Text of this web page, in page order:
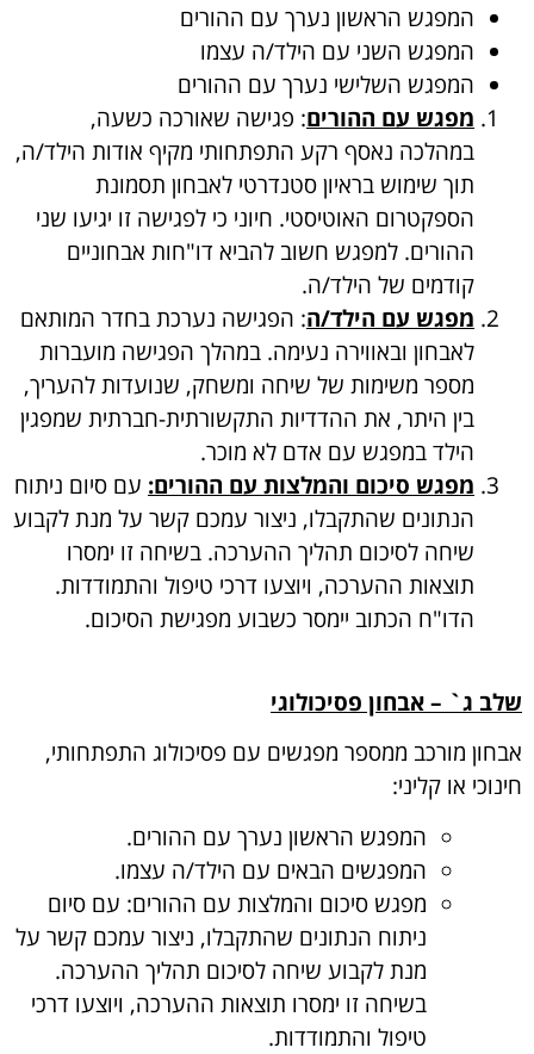
המפגש הראשון נערך עם ההורים
המפגש השני עם הילד/ה עצמו
המפגש השלישי נערך עם ההורים
מפגש עם ההורים: פגישה שאורכה כשעה,
במהלכה נאסף רקע התפתחותי מקיף אודות הילד/ה,
תוך שימוש בראיון סטנדרטי לאבחון תסמונת
הספקטרום האוטיסטי. חיוני כי לפגישה זו יגיעו שני
ההורים. למפגש חשוב להביא דו"חות אבחוניים
קודמים של הילד/ה.
מפגש עם הילד/ה: הפגישה נערכת בחדר המותאם
לאבחון ובאווירה נעימה. במהלך הפגישה מועברות
מספר משימות של שיחה ומשחק, שנועדות להעריך,
בין היתר, את ההדדיות התקשורתית-חברתית שמפגין
הילד במפגש עם אדם לא מוכר.
מפגש סיכום והמלצות עם ההורים: עם סיום ניתוח
הנתונים שהתקבלו, ניצור עמכם קשר על מנת לקבוע
שיחה לסיכום תהליך ההערכה. בשיחה זו ימסרו
תוצאות ההערכה, ויוצעו דרכי טיפול והתמודדות.
הדו"ח הכתוב יימסר כשבוע מפגישת הסיכום.
שלב ג` – אבחון פסיכולוגי
אבחון מורכב ממספר מפגשים עם פסיכולוג התפתחותי,
חינוכי או קליני:
המפגש הראשון נערך עם ההורים.
המפגשים הבאים עם הילד/ה עצמו.
מפגש סיכום והמלצות עם ההורים: עם סיום
ניתוח הנתונים שהתקבלו, ניצור עמכם קשר על
מנת לקבוע שיחה לסיכום תהליך ההערכה.
בשיחה זו ימסרו תוצאות ההערכה, ויוצעו דרכי
טיפול והתמודדות.